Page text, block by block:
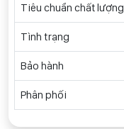
Tiêu chuẩn chất lượng
Tình trạng
Bảo hành
Phân phối